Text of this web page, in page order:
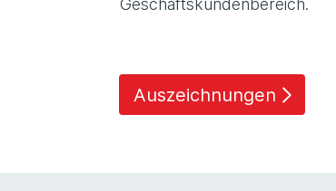
Geschäftskundenbereich.
Auszeichnungen